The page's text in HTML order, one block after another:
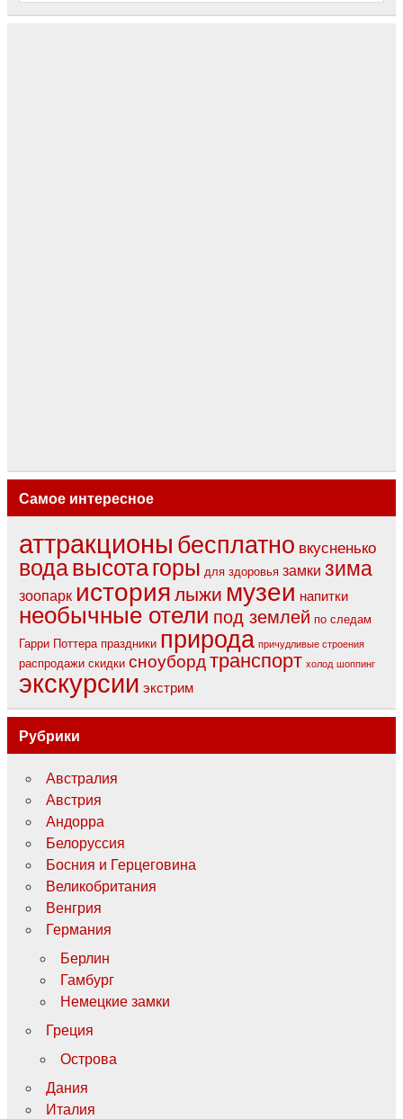
Самое интересное
аттракционы бесплатно вкусненько
водавысотагоры для здоровья замки зима
зоопарк история лыжи музеи напитки
необычные отели под землей по следам
Гарри Поттера праздники природа причудливые строения
распродажи скидки сноуборд транспорт холод шоппинг
экскурсии экстрим
Рубрики
Австралия
Австрия
Андорра
Белоруссия
Босния и Герцеговина
Великобритания
Венгрия
Германия
Берлин
Гамбург
Немецкие замки
Греция
Острова
Дания
Италия